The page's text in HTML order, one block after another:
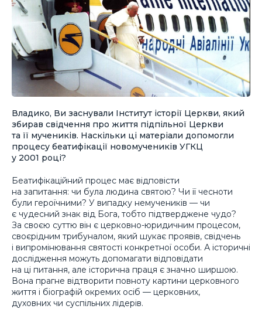
Владико, Ви заснували Інститут історії Церкви, який
збирав свідчення про життя підпільної Церкви
та її мучеників. Наскільки ці матеріали допомогли
процесу беатифікації новомучеників УГКЦ
у 2001 році?
Беатифікаційний процес має відповісти
на запитання: чи була людина святою? Чи її чесноти
були героїчними? У випадку немучеників — чи
є чудесний знак від Бога, тобто підтверджене чудо?
За своєю суттю він є церковно-юридичним процесом,
своєрідним трибуналом, який шукає проявів, свідчень
і випромінювання святості конкретної особи. А історичні
дослідження можуть допомагати відповідати
на ці питання, але історична праця є значно ширшою.
Вона прагне відтворити повноту картини церковного
життя і біографій окремих осіб — церковних,
духовних чи суспільних лідерів.